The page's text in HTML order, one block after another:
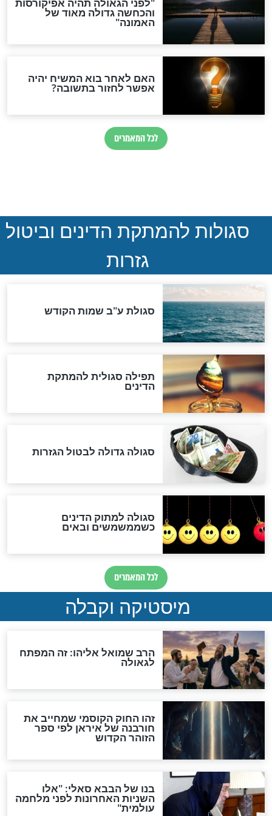
לעילוי נשמת
הי"ד שנרצח
המשולב
''אני רוצה למות כיהודי''
שתצמרר גם אתכם
חדשות יהדות
הותר לפרסום: לוחמי מילואים
נהרגו בדרום לבנון
ההסכם החשאי של טראמפ
ואיראן: בלי שקיפות ועם הרבה
סימני שאלה
המסמך האבוד שנחשף
במרתפי מוסקבה: כתב היד
הנדיר של הרשב"ם התגלה
שורדת השואה שחוגגת 100:
"מודה לקב"ה על כל השנים"
לכל המאמרים
אחרית הימים
האם אפשר לחשב את הקץ?
מה יהיה בימות המשיח?